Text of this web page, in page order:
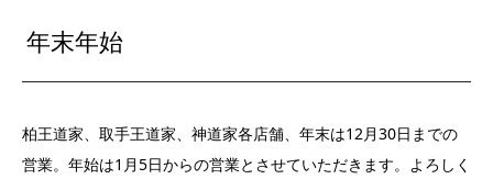
年末年始
柏王道家、取手王道家、神道家各店舗、年末は12月30日までの
営業。年始は1月5日からの営業とさせていただきます。よろしく